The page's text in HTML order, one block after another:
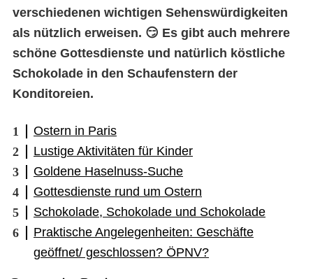
verschiedenen wichtigen Sehenswürdigkeiten
als nützlich erweisen. 😏 Es gibt auch mehrere
schöne Gottesdienste und natürlich köstliche
Schokolade in den Schaufenstern der
Konditoreien.
Ostern in Paris
Lustige Aktivitäten für Kinder
Goldene Haselnuss-Suche
Gottesdienste rund um Ostern
Schokolade, Schokolade und Schokolade
Praktische Angelegenheiten: Geschäfte
geöffnet/ geschlossen? ÖPNV?